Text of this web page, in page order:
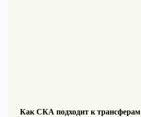
Как СКА подходит к трансферам